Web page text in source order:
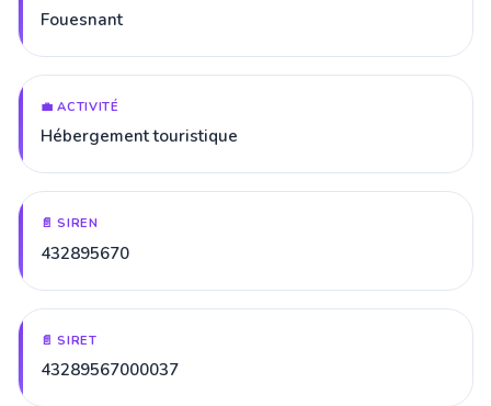
Fouesnant
💼 ACTIVITÉ
Hébergement touristique
📄 SIREN
432895670
📄 SIRET
43289567000037